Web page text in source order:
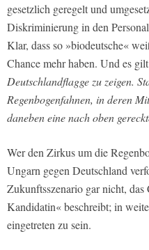
gesetzlich geregelt und
Diskriminierung in den
Klar, dass so »biodeutsche«
Chance mehr haben. Und es
Deutschlandflagge zu zeigen.
Regenbogenfahnen, in deren
daneben eine nach oben
Wer den Zirkus um die
Ungarn gegen Deutschland
Zukunftsszenario gar nicht,
Kandidatin« beschreibt; in
eingetreten zu sein.